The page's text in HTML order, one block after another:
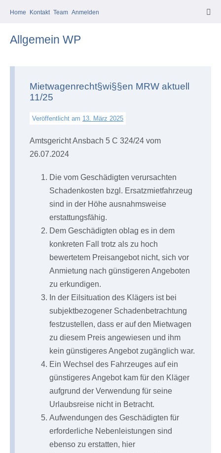
Home Kontakt Team Anmelden
Allgemein WP
Mietwagenrecht§wi§§en MRW aktuell
11/25
Veröffentlicht am 13. März 2025
Amtsgericht Ansbach 5 C 324/24 vom
26.07.2024
Die vom Geschädigten verursachten
Schadenkosten bzgl. Ersatzmietfahrzeug
sind in der Höhe ausnahmsweise
erstattungsfähig.
Dem Geschädigten oblag es in dem
konkreten Fall trotz als zu hoch
bewertetem Preisangebot nicht, sich vor
Anmietung nach günstigeren Angeboten
zu erkundigen.
In der Eilsituation des Klägers ist bei
subjektbezogener Schadenbetrachtung
festzustellen, dass er auf den Mietwagen
zu diesem Preis angewiesen und ihm
kein günstigeres Angebot zugänglich war.
Ein Wechsel des Fahrzeuges auf ein
günstigeres Angebot kam für den Kläger
aufgrund der Verwendung für seine
Urlaubsreise nicht in Betracht.
Aufwendungen des Geschädigten für
erforderliche Nebenleistungen sind
ebenso zu erstatten, hier